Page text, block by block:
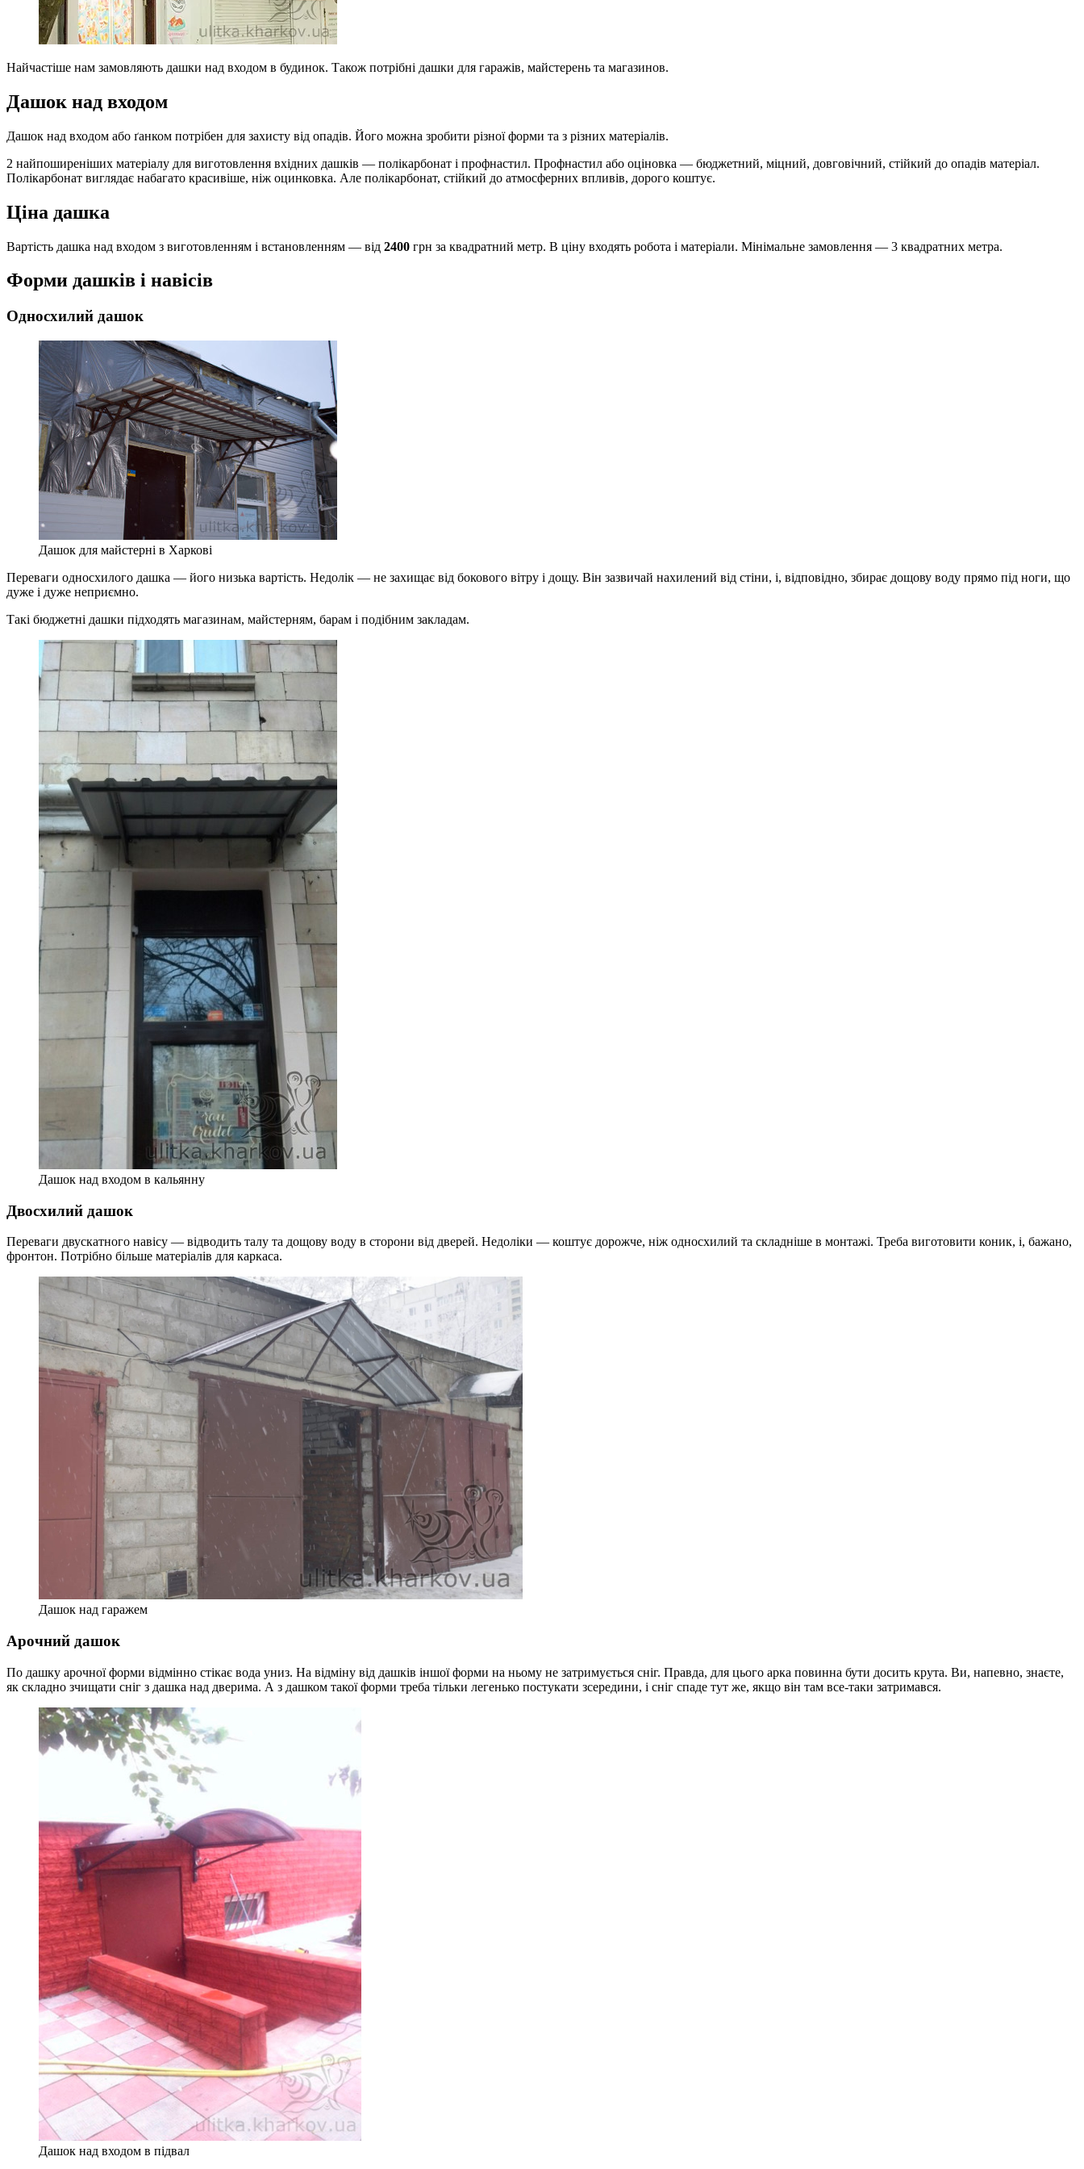
Найчастіше нам замовляють дашки над входом в будинок. Також потрібні дашки для гаражів, майстерень та магазинов.
Дашок над входом
Дашок над входом або ґанком потрібен для захисту від опадів. Його можна зробити різної форми та з різних матеріалів.
2 найпоширеніших матеріалу для виготовлення вхідних дашків — полікарбонат і профнастил. Профнастил або оціновка — бюджетний, міцний, довговічний, стійкий до опадів матеріал.
Полікарбонат виглядає набагато красивіше, ніж оцинковка. Але полікарбонат, стійкий до атмосферних впливів, дорого коштує.
Ціна дашка
Вартість дашка над входом з виготовленням і встановленням — від 2400 грн за квадратний метр. В ціну входять робота і матеріали. Мінімальне замовлення — 3 квадратних метра.
Форми дашків і навісів
Односхилий дашок
Дашок для майстерні в Харкові
Переваги односхилого дашка — його низька вартість. Недолік — не захищає від бокового вітру і дощу. Він зазвичай нахилений від стіни, і, відповідно, збирає дощову воду прямо під ноги, що
дуже і дуже неприємно.
Такі бюджетні дашки підходять магазинам, майстерням, барам і подібним закладам.
Дашок над входом в кальянну
Двосхилий дашок
Переваги двускатного навісу — відводить талу та дощову воду в сторони від дверей. Недоліки — коштує дорожче, ніж односхилий та складніше в монтажі. Треба виготовити коник, і, бажано,
фронтон. Потрібно більше матеріалів для каркаса.
Дашок над гаражем
Арочний дашок
По дашку арочної форми відмінно стікає вода униз. На відміну від дашків іншої форми на ньому не затримується сніг. Правда, для цього арка повинна бути досить крута. Ви, напевно, знаєте,
як складно зчищати сніг з дашка над дверима. А з дашком такої форми треба тільки легенько постукати зсередини, і сніг спаде тут же, якщо він там все-таки затримався.
Дашок над входом в підвал